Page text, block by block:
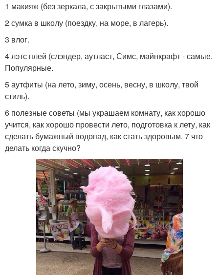
1 макияж (без зеркала, с закрытыми глазами).
2 сумка в школу (поездку, на море, в лагерь).
3 влог.
4 лэтс плей (слэндер, аутласт, Симс, майнкрафт - самые.
Популярные.
5 аутфиты (на лето, зиму, осень, весну, в школу, твой
стиль).
6 полезные советы (мы украшаем комнату, как хорошо
учится, как хорошо провести лето, подготовка к лету, как
сделать бумажный водопад, как стать здоровым. 7 что
делать когда скучно?